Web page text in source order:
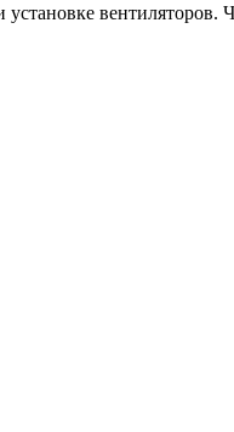
вентиляторов.